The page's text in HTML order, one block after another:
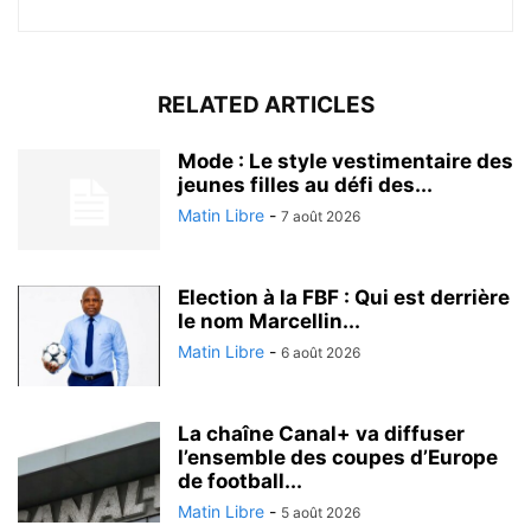
RELATED ARTICLES
Mode : Le style vestimentaire des
jeunes filles au défi des...
Matin Libre - 7 août 2026
Election à la FBF : Qui est derrière
le nom Marcellin...
Matin Libre - 6 août 2026
La chaîne Canal+ va diffuser
l’ensemble des coupes d’Europe
de football...
Matin Libre - 5 août 2026